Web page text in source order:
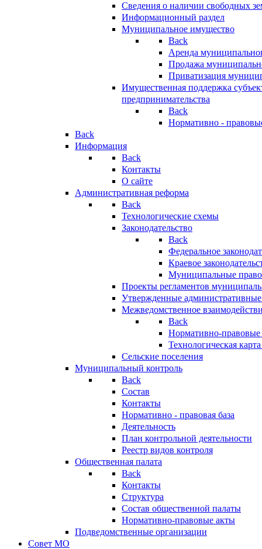
Сведения о наличии свободных
Информационный раздел
Муниципальное имущество
Back
Аренда
Продажа
Приватизация
Имущественная поддержка
предпринимательства
Back
Нормативно -
Back
Информация
Back
Контакты
О сайте
Административная реформа
Back
Технологические схемы
Законодательство
Back
Федеральное
Краевое
Муниципальные
Проекты регламентов
Утвержденные
Межведомственное
Back
Нормативно-правовые
Технологическая
Сельские поселения
Муниципальный контроль
Back
Состав
Контакты
Нормативно - правовая база
Деятельность
План контрольной деятельности
Реестр видов контроля
Общественная палата
Back
Контакты
Структура
Состав общественной палаты
Нормативно-правовые акты
Подведомственные организации
Совет МО